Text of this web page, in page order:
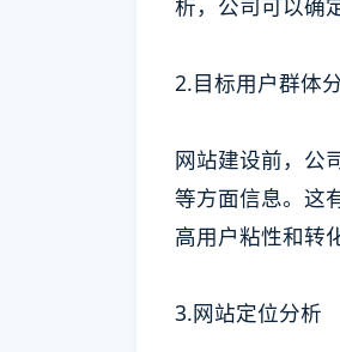
析，公司可以确
2.目标用户群体
网站建设前，公
等方面信息。这
高用户粘性和转
3.网站定位分析